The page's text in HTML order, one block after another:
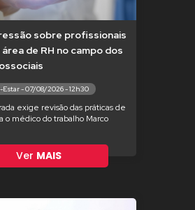
sobre profissionais
de RH no campo dos
- 07/08/2026 - 12h30
exige revisão das práticas de
o médico do trabalho Marco
Ver MAIS